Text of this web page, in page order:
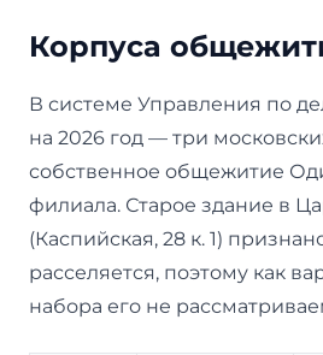
Корпуса
В системе Управления по
на 2026 год — три
собственное общежитие
филиала. Старое здание в
(Каспийская, 28 к. 1)
расселяется, поэтому как
набора его не